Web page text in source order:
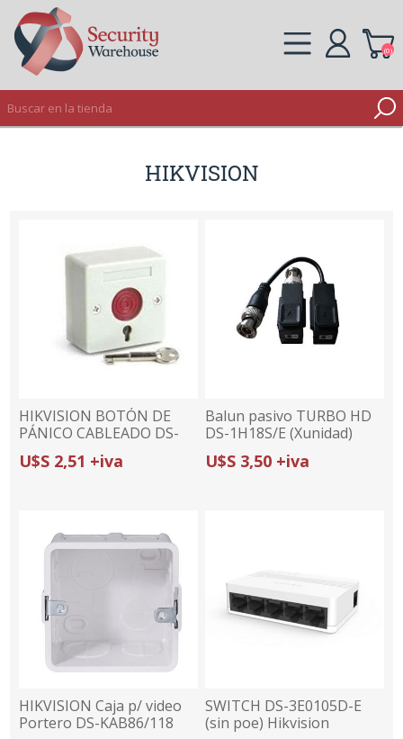
(0)
HIKVISION
HIKVISION BOTÓN DE
PÁNICO CABLEADO DS-
PD1-EB | ALARMA DE
EMERGENCIA | PANELES
U$S 2,51 +iva
Balun pasivo TURBO HD
DS-1H18S/E (Xunidad)
HIKVISION
U$S 3,50 +iva
HIKVISION Caja p/ video
Portero DS-KAB86/118
SWITCH DS-3E0105D-E
(sin poe) Hikvision